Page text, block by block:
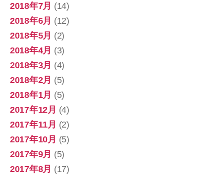
2018年7月 (14)
2018年6月 (12)
2018年5月 (2)
2018年4月 (3)
2018年3月 (4)
2018年2月 (5)
2018年1月 (5)
2017年12月 (4)
2017年11月 (2)
2017年10月 (5)
2017年9月 (5)
2017年8月 (17)